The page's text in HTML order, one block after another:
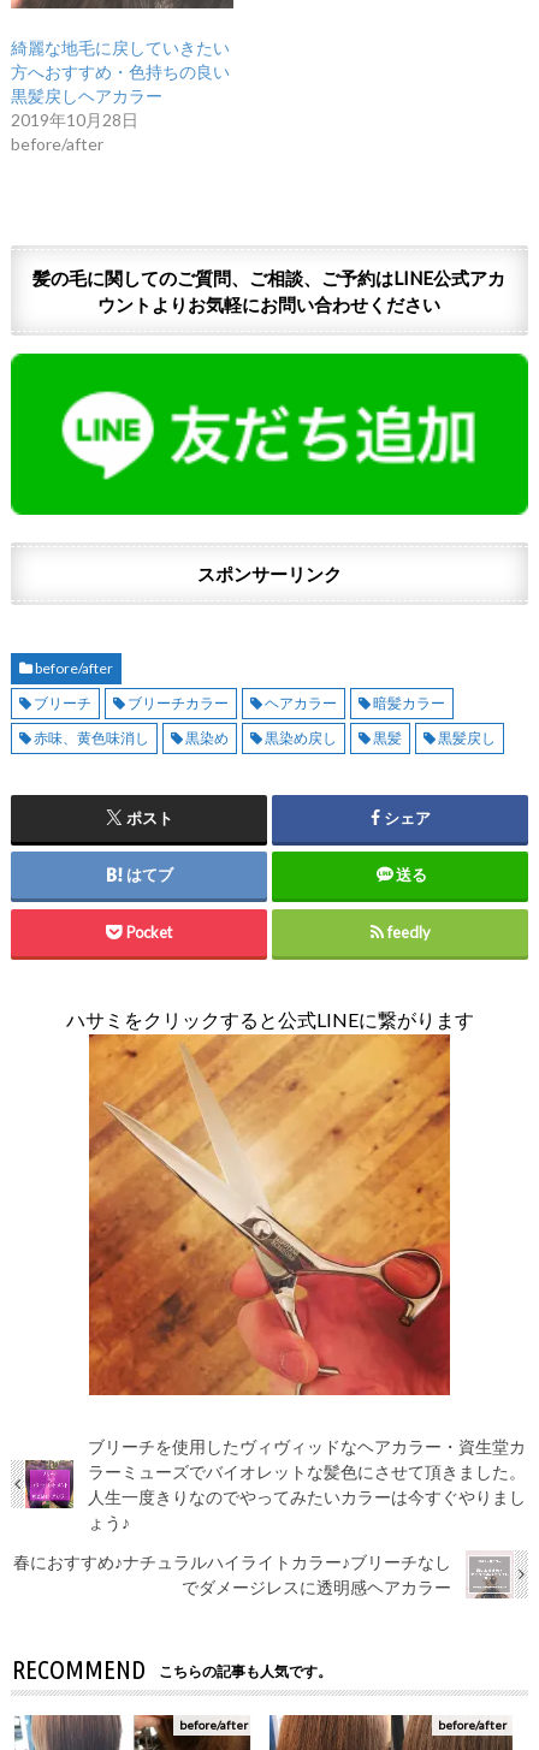
綺麗な地毛に戻していきたい
方へおすすめ・色持ちの良い
黒髪戻しヘアカラー
2019年10月28日
before/after
髪の毛に関してのご質問、ご相談、ご予約はLINE公式アカ
ウントよりお気軽にお問い合わせください
スポンサーリンク
before/after
ブリーチ
ブリーチカラー ヘアカラー
暗髪カラー
赤味、黄色味消し
黒染め 黒染め戻し 黒髪 黒髪戻し
ポスト シェア
はてブ 送る
Pocket feedly
ハサミをクリックすると公式LINEに繋がります
ブリーチを使用したヴィヴィッドなヘアカラー・資生堂カ
ラーミューズでバイオレットな髪色にさせて頂きました。
人生一度きりなのでやってみたいカラーは今すぐやりまし
ょう♪
春におすすめ♪ナチュラルハイライトカラー♪ブリーチなし
でダメージレスに透明感ヘアカラー
RECOMMEND こちらの記事も人気です。
before/after before/after